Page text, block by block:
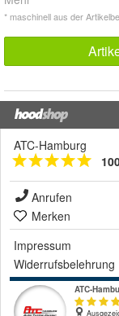
* maschinell aus der
ATC-Hamburg
Anrufen
Merken
Impressum
Widerrufsbelehrung